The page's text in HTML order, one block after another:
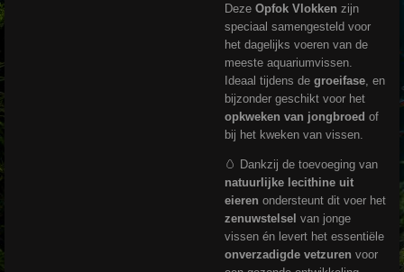
Deze Opfok Vlokken zijn
speciaal samengesteld voor
het dagelijks voeren van de
meeste aquariumvissen.
Ideaal tijdens de groeifase , en
bijzonder geschikt voor het
opkweken van jongbroed of
bij het kweken van vissen.
🥚 Dankzij de toevoeging van
natuurlijke lecithine uit
eieren ondersteunt dit voer het
zenuwstelsel van jonge
vissen én levert het essentiële
onverzadigde vetzuren voor